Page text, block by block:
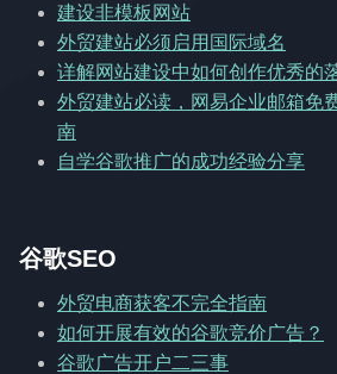
建设非模板网站
外贸建站必须启用国际域名
详解网站建设中如何创作优秀的
外贸建站必读，网易企业邮箱免
南
自学谷歌推广的成功经验分享
谷歌SEO
外贸电商获客不完全指南
如何开展有效的谷歌竞价广告？
谷歌广告开户二三事